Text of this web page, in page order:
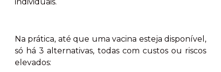
Na prática, até que uma vacina esteja disponível,
só há 3 alternativas, todas com custos ou riscos
elevados: